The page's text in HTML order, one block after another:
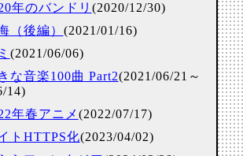
年のバンドリ (2020/12/30)
（後編） (2021/01/16)
(2021/06/06)
な音楽100曲 Part2(2021/06/21～
14)
年春アニメ (2022/07/17)
トHTTPS化(2023/04/02)